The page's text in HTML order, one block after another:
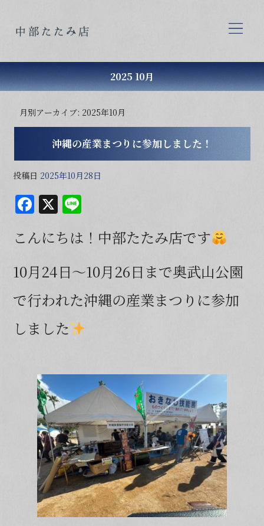
2025 10月
月別アーカイブ: 2025年10月
沖縄の産業まつりに参加しました！
投稿日 2025年10月28日
F
a
c
e
b
o
o
k
X
e
こんにちは！中部たたみ店です
10月24日～10月26日まで奥武山公園
で行われた沖縄の産業まつりに参加
しました